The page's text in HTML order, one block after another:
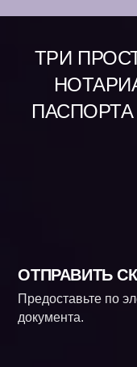
ТРИ
ОТПРАВИТЬ
Предоставьте по
документа.